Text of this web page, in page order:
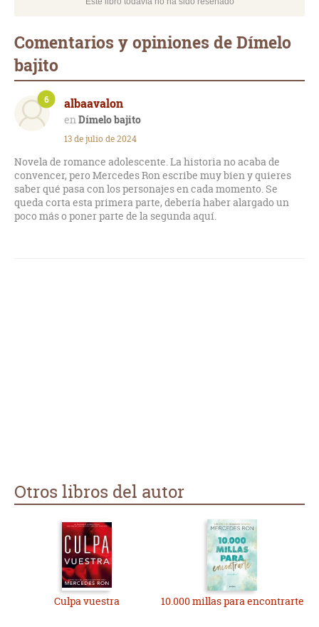
Comentarios y opiniones de Dímelo
bajito
albaavalon
Dímelo bajito
6
13 de julio de 2024
Novela de romance adolescente. La historia no acaba de
convencer, pero Mercedes Ron escribe muy bien y quieres
saber qué pasa con los personajes en cada momento. Se
queda corta esta primera parte, debería haber alargado un
poco más o poner parte de la segunda aquí.
Otros libros del autor
Culpa vuestra 10.000 millas para encontrarte